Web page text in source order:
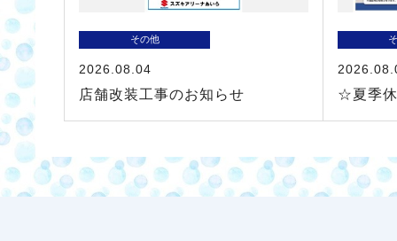
その他
2026.08.04
店舗改装工事のお知らせ ☆夏季